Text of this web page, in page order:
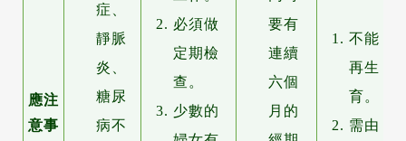
應注
意事
症、
靜脈
炎、
糖尿
病不
必須做
定期檢
查。
少數的
要有
連續
六個
月的
不能
再生
育。
需由